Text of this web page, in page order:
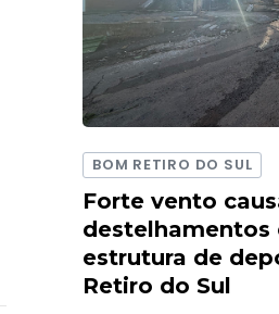
BOM RETIRO DO SUL
Forte vento
destelhamentos
estrutura de
Retiro do Sul